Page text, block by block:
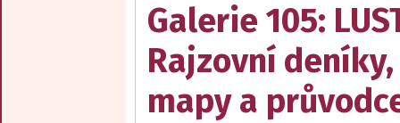
Galerie 105:
Rajzovní deníky,
mapy a